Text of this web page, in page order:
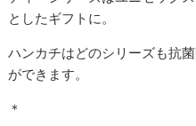
としたギフトに。
ハンカチはどのシリーズも抗
ができます。
＊